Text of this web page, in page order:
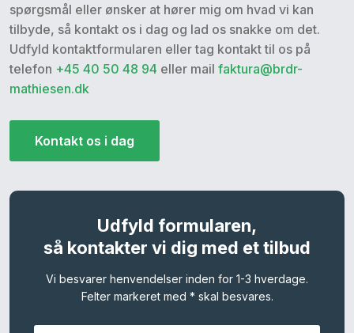
spørgsmål eller ønsker at hører mig om hvad vi kan
tilbyde, så kontakt os i dag og lad os snakke om det.
Udfyld kontaktformularen eller tag kontakt til os på
telefon +45 40 50 48 94 eller mailfaktura@brdr-
mathiesen.dk
Kontakt os i dag​
Udfyld formularen,
så kontakter vi dig med et tilbud
Vi besvarer henvendelser inden for 1-3 hverdage.
Felter markeret med * skal besvares.